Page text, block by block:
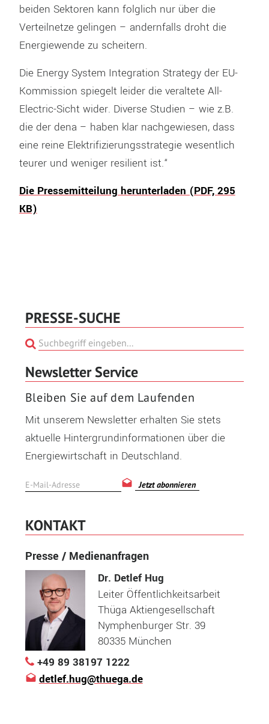
beiden Sektoren kann folglich nur über die
Verteilnetze gelingen – andernfalls droht die
Energiewende zu scheitern.
Die Energy System Integration Strategy der EU-
Kommission spiegelt leider die veraltete All-
Electric-Sicht wider. Diverse Studien – wie z.B.
die der dena – haben klar nachgewiesen, dass
eine reine Elektrifizierungsstrategie wesentlich
teurer und weniger resilient ist.“
Die Pressemitteilung herunterladen (PDF, 295
KB)
PRESSE-SUCHE
Newsletter Service
Bleiben Sie auf dem Laufenden
Mit unserem Newsletter erhalten Sie stets
aktuelle Hintergrundinformationen über die
Energiewirtschaft in Deutschland.
Jetzt abonnieren
KONTAKT
Presse / Medienanfragen
Dr. Detlef Hug
Leiter Öffentlichkeitsarbeit
Thüga Aktiengesellschaft
Nymphenburger Str. 39
80335 München
+49 89 38197 1222
detlef.hug@thuega.de